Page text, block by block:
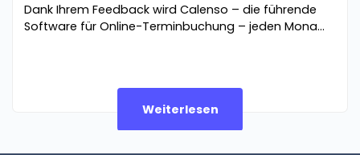
Dank Ihrem Feedback wird Calenso – die führende
Software für Online-Terminbuchung – jeden Mona...
Weiterlesen